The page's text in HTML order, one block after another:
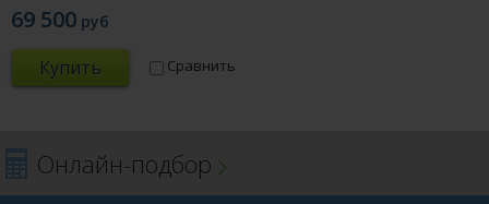
69 500 руб
Купить Сравнить
Онлайн-подбор